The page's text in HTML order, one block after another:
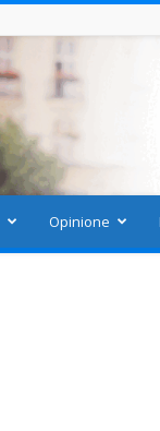
Opinione